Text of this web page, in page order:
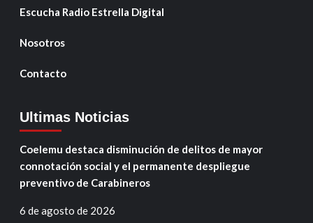
Escucha Radio Estrella Digital
Nosotros
Contacto
Ultimas Noticias
Coelemu destaca disminución de delitos de mayor
connotación social y el permanente despliegue
preventivo de Carabineros
6 de agosto de 2026